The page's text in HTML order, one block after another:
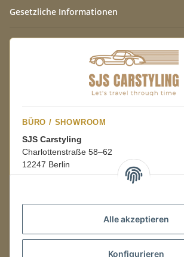
Alle akzeptieren
Konfigurieren
Gesetzliche Informationen
BÜRO / SHOWROOM
SJS Carstyling
Charlottenstraße 58–62
12247 Berlin
08:00–16:00 Uhr
LAGER / RETOUREN
Packmonster Fulfillment